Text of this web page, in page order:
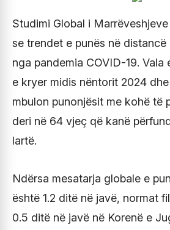
Studimi Global i
se trendet e punës në
nga pandemia COVID-19. Vala
e kryer midis nëntorit 2024
mbulon punonjësit me kohë të
deri në 64 vjeç që kanë
lartë.
Ndërsa mesatarja globale e
është 1.2 ditë në javë, normat
0.5 ditë në javë në Korenë e